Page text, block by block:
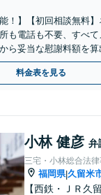
！】【初回相談無料
も電話も不要、すべ
ら妥当な慰謝料額を
伝えしサポートします
料金表を見る
小林 健彦 弁
三宅・小林総合法
福岡県|久留米
【西鉄・ＪＲ久